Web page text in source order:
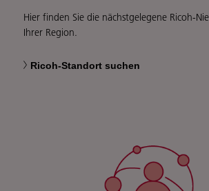
Hier finden Sie die nächstgelegene Ricoh-
Ihrer Region.
Ricoh-Standort suchen